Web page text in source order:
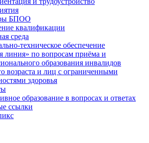
БПОО
квалификации
среда
техническое обеспечение
линия» по вопросам приёма и
образования инвалидов
возраста и лиц с ограниченными
здоровья
образование в вопросах и ответах
ссылки